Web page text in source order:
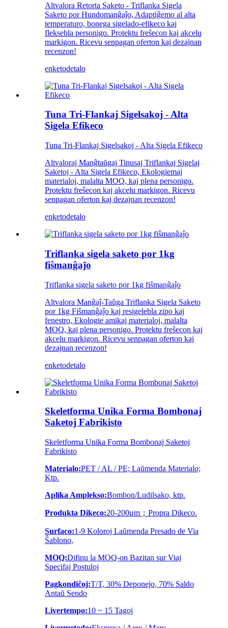
Altvalora Retorta Saketo - Triflanka Sigela
Saketo por Hundomanĝaĵo, Adaptiĝemo al alta
temperaturo, bonega sigelado-efikeco kaj
fleksebla personigo. Protektu freŝecon kaj akcelu
markigon. Ricevu senpagan oferton kaj dezajnan
recenzon!
enketodetalo
Tuna Tri-Flankaj Sigelsakoj - Alta
Sigela Efikeco
Tuna Tri-Flankaj Sigelsakoj - Alta Sigela Efikeco
Altvaloraj Manĝtaŭgaj Tinusaj Triflankaj Sigelaj
Saketoj - Alta Sigela Efikeco, Ekologiemaj
materialoj, malalta MOQ, kaj plena personigo.
Protektu freŝecon kaj akcelu markigon. Ricevu
senpagan oferton kaj dezajnan recenzon!
enketodetalo
Triflanka sigela saketo por 1kg
fiŝmanĝaĵo
Triflanka sigela saketo por 1kg fiŝmanĝaĵo
Altvalora Manĝaĵ-Taŭga Triflanka Sigela Saketo
por 1kg Fiŝmanĝaĵo kaj resigelebla zipo kaj
fenestro, Ekologie amikaj materialoj, malalta
MOQ, kaj plena personigo. Protektu freŝecon kaj
akcelu markigon. Ricevu senpagan oferton kaj
dezajnan recenzon!
enketodetalo
Skeletforma Unika Forma Bombonaj
Saketoj Fabrikisto
Skeletforma Unika Forma Bombonaj Saketoj
Fabrikisto
Materialo:PET / AL / PE; Laŭmenda Materialo;
Ktp.
Aplika Amplekso:Bombon/Ludilsako, ktp.
Produkta Dikeco:20-200μm；Propra Dikeco.
Surfaco:1-9 Koloroj Laŭmenda Presado de Via
Ŝablono,
MOQ:Difinu la MOQ-on Bazitan sur Viaj
Specifaj Postuloj
Pagkondiĉoj:T/T, 30% Deponejo, 70% Saldo
Antaŭ Sendo
Livertempo:10 ~ 15 Tagoj